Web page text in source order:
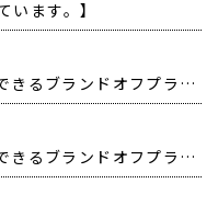
います。】
【最大90％OFF‼️奈良県で行列のできるブランドオフプライス POPUP開催❗️】
【最大90％OFF‼️東京都で行列のできるブランドオフプライス POPUP開催❗️】